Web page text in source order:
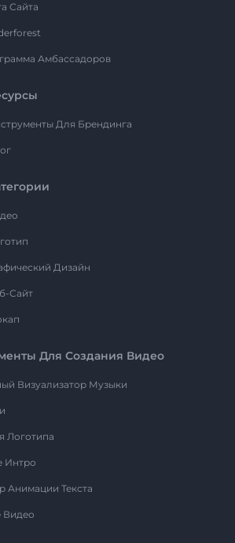
Сайта
Амбассадоров
Для Брендинга
Дизайн
Сайт
Для Создания Видео
Визуализатор Музыки
Логотипа
Интро
Анимации Текста
Видео